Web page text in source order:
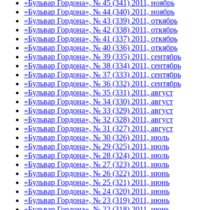
«Бульвар Гордона», № 45 (341) 2011, ноябрь
«Бульвар Гордона», № 44 (340) 2011, ноябрь
«Бульвар Гордона», № 43 (339) 2011, откябрь
«Бульвар Гордона», № 42 (338) 2011, откябрь
«Бульвар Гордона», № 41 (337) 2011, откябрь
«Бульвар Гордона», № 40 (336) 2011, откябрь
«Бульвар Гордона», № 39 (335) 2011, сентябрь
«Бульвар Гордона», № 38 (334) 2011, сентябрь
«Бульвар Гордона», № 37 (333) 2011, сентябрь
«Бульвар Гордона», № 36 (332) 2011, сентябрь
«Бульвар Гордона», № 35 (331) 2011, август
«Бульвар Гордона», № 34 (330) 2011, август
«Бульвар Гордона», № 33 (329) 2011, август
«Бульвар Гордона», № 32 (328) 2011, август
«Бульвар Гордона», № 31 (327) 2011, август
«Бульвар Гордона», № 30 (326) 2011, июль
«Бульвар Гордона», № 29 (325) 2011, июль
«Бульвар Гордона», № 28 (324) 2011, июль
«Бульвар Гордона», № 27 (323) 2011, июль
«Бульвар Гордона», № 26 (322) 2011, июнь
«Бульвар Гордона», № 25 (321) 2011, июнь
«Бульвар Гордона», № 24 (320) 2011, июнь
«Бульвар Гордона», № 23 (319) 2011, июнь